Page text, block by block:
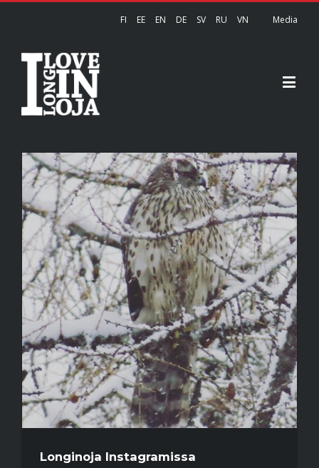
FI EE EN DE SV RU VN Media
Longinoja Instagramissa